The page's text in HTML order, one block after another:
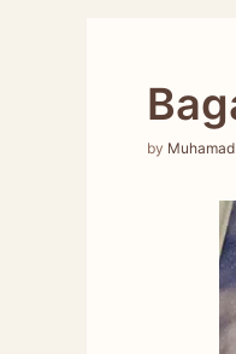
by